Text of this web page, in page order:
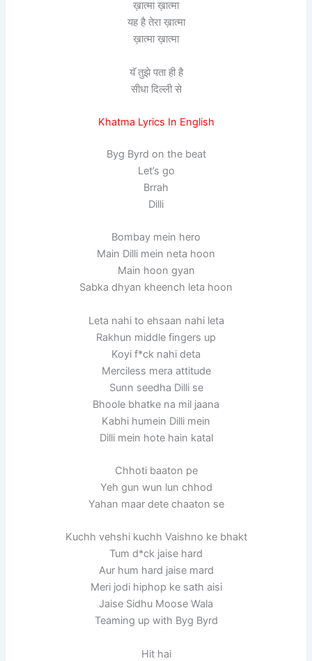
ख़ात्मा ख़ात्मा
यह है तेरा ख़ात्मा
ख़ात्मा ख़ात्मा
यॅ तुझे पता ही है
सीधा दिल्ली से
Khatma Lyrics In English
Byg Byrd on the beat
Let’s go
Brrah
Dilli
Bombay mein hero
Main Dilli mein neta hoon
Main hoon gyan
Sabka dhyan kheench leta hoon
Leta nahi to ehsaan nahi leta
Rakhun middle fingers up
Koyi f*ck nahi deta
Merciless mera attitude
Sunn seedha Dilli se
Bhoole bhatke na mil jaana
Kabhi humein Dilli mein
Dilli mein hote hain katal
Chhoti baaton pe
Yeh gun wun lun chhod
Yahan maar dete chaaton se
Kuchh vehshi kuchh Vaishno ke bhakt
Tum d*ck jaise hard
Aur hum hard jaise mard
Meri jodi hiphop ke sath aisi
Jaise Sidhu Moose Wala
Teaming up with Byg Byrd
Hit hai